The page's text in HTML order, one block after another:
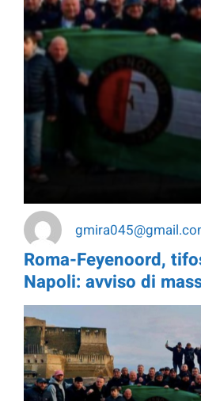
Roma-Feyenoord,
Napoli: avviso di